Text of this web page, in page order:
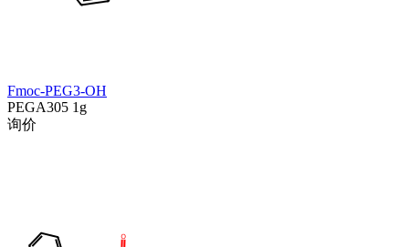
Fmoc-PEG3-OH
PEGA305 1g
询价